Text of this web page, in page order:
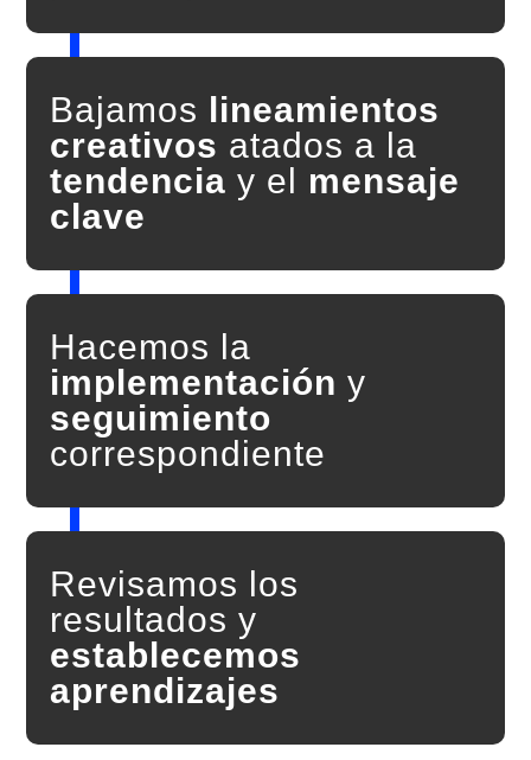
Bajamos lineamientos
creativos atados a la
tendencia y el mensaje
clave
Hacemos la
implementación y
seguimiento
correspondiente
Revisamos los
resultados y
establecemos
aprendizajes